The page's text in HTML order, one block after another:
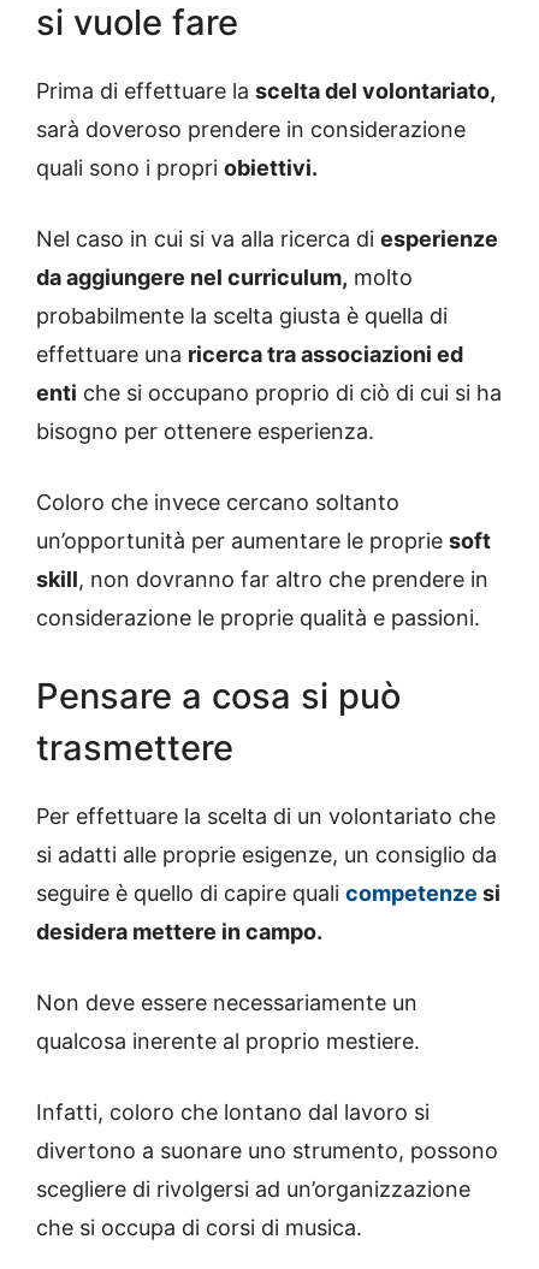
si vuole fare
Prima di effettuare la scelta del volontariato,
sarà doveroso prendere in considerazione
quali sono i propri obiettivi.
Nel caso in cui si va alla ricerca di esperienze
da aggiungere nel curriculum, molto
probabilmente la scelta giusta è quella di
effettuare una ricerca tra associazioni ed
enti che si occupano proprio di ciò di cui si ha
bisogno per ottenere esperienza.
Coloro che invece cercano soltanto
un’opportunità per aumentare le proprie soft
skill, non dovranno far altro che prendere in
considerazione le proprie qualità e passioni.
Pensare a cosa si può
trasmettere
Per effettuare la scelta di un volontariato che
si adatti alle proprie esigenze, un consiglio da
seguire è quello di capire quali competenze si
desidera mettere in campo.
Non deve essere necessariamente un
qualcosa inerente al proprio mestiere.
Infatti, coloro che lontano dal lavoro si
divertono a suonare uno strumento, possono
scegliere di rivolgersi ad un’organizzazione
che si occupa di corsi di musica.